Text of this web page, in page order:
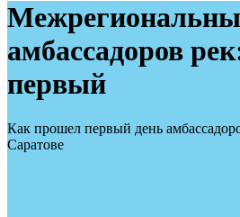
амбассадоров
первый
Как прошел первый день
Саратове